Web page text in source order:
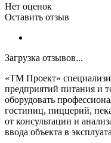
Нет оценок
Оставить отзыв
Загрузка отзывов...
«ТМ Проект»
предприятий питания и
оборудовать
гостиниц, пиццерий,
от консультации и
ввода объекта в